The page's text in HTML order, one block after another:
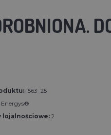
1563_25
Energys®
lojalnościowe: 2